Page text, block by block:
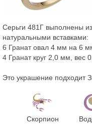
Серьги 481Г выполнены
натуральными вставками:
6 Гранат овал 4 мм на 6
4 Гранат круг 2,0 мм, вес
Это украшение подходит
Скорпион